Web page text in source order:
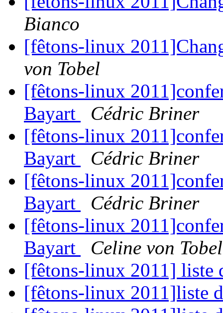
Bianco
[fêtons-linux
von Tobel
[fêtons-linux
Bayart
Cédric Briner
[fêtons-linux
Bayart
Cédric Briner
[fêtons-linux
Bayart
Cédric Briner
[fêtons-linux
Bayart
Celine von Tobel
[fêtons-linux 2011] liste
[fêtons-linux 2011]liste